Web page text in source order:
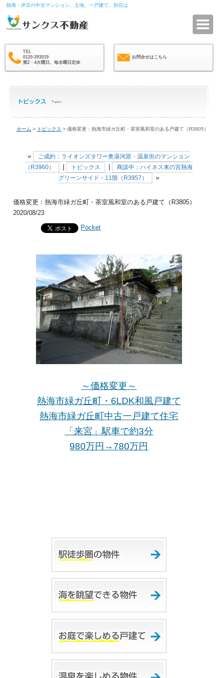
熱海・伊豆の中古マンション、土地、一戸建て、別荘は
TEL
0120-393019
第2・4火曜日、毎水曜日定休
お問合せはこちら
ホーム > トピックス > 価格変更：熱海市緑ガ丘町・茶室風和室のある戸建て（R3805）
«
ご成約：ライオンズタワー奥湯河原・温泉街のマンション
（R3960）
トピックス
商談中：ハイネス来の宮熱海
グリーンサイド・11階（R3957）
»
価格変更：熱海市緑ガ丘町・茶室風和室のある戸建て（R3805）
2020/08/23
Pocket
～価格変更～
熱海市緑ガ丘町・6LDK和風戸建て
熱海市緑ガ丘町中古一戸建て住宅
「来宮」駅車で約3分
980万円→780万円